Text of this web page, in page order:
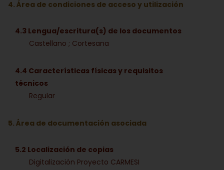
4. Área de condiciones de acceso y utilización
4.3 Lengua/escritura(s) de los documentos
Castellano ; Cortesana
4.4 Características físicas y requisitos
técnicos
Regular
5. Área de documentación asociada
5.2 Localización de copias
Digitalización Proyecto CARMESI